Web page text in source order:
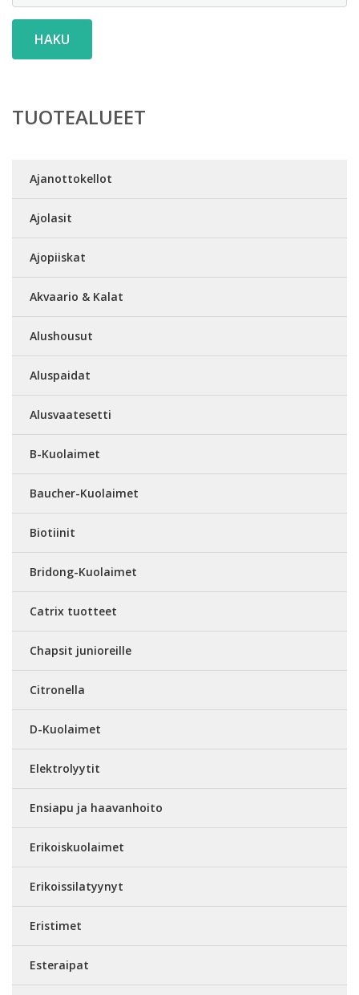
HAKU
TUOTEALUEET
Ajanottokellot
Ajolasit
Ajopiiskat
Akvaario & Kalat
Alushousut
Aluspaidat
Alusvaatesetti
B-Kuolaimet
Baucher-Kuolaimet
Biotiinit
Bridong-Kuolaimet
Catrix tuotteet
Chapsit junioreille
Citronella
D-Kuolaimet
Elektrolyytit
Ensiapu ja haavanhoito
Erikoiskuolaimet
Erikoissilatyynyt
Eristimet
Esteraipat